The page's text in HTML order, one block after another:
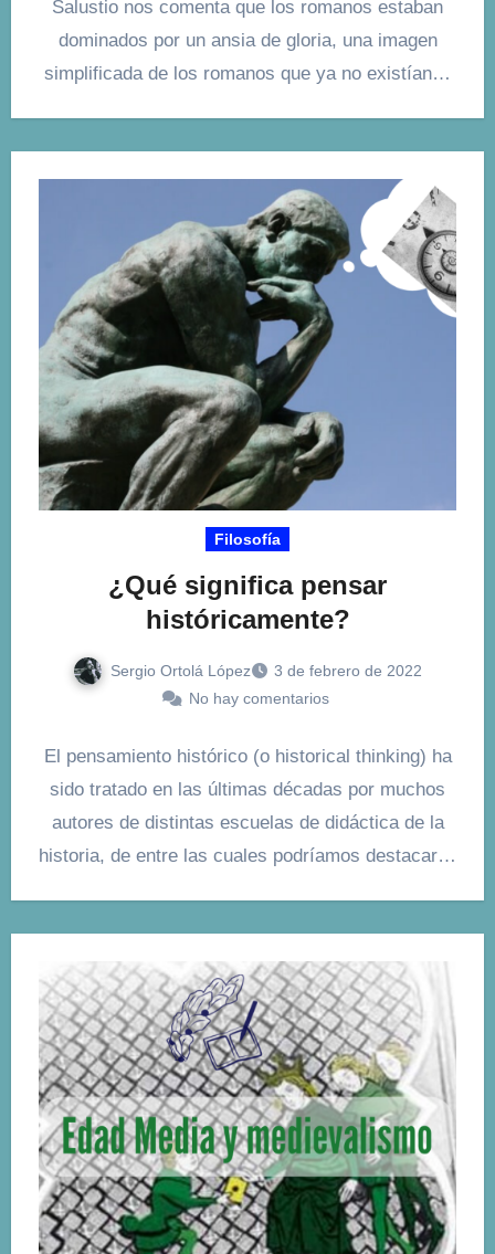
Salustio nos comenta que los romanos estaban
dominados por un ansia de gloria, una imagen
simplificada de los romanos que ya no existían…
Filosofía
¿Qué significa pensar
históricamente?
Sergio Ortolá López
3 de febrero de 2022
No hay comentarios
El pensamiento histórico (o historical thinking) ha
sido tratado en las últimas décadas por muchos
autores de distintas escuelas de didáctica de la
historia, de entre las cuales podríamos destacar…